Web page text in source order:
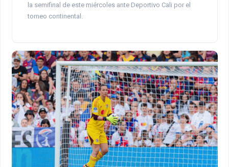
la semifinal de este miércoles ante Deportivo Cali por el
torneo continental.